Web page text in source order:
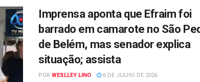
Imprensa aponta que Efraim foi
barrado em camarote no São
de Belém, mas senador explica
situação; assista
POR WESLLEY LINO 6 DE JULHO DE 2026